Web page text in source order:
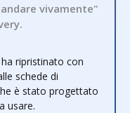
vivamente"
ripristinato con
schede di
è stato progettato
usare.